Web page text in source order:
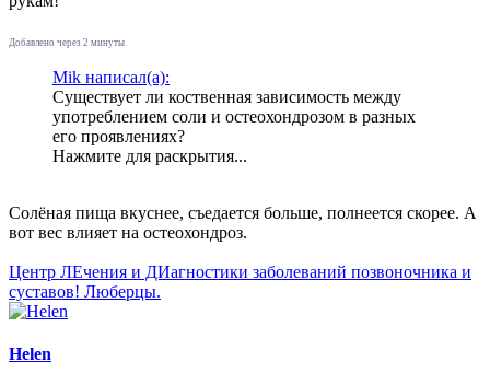
Добавлено через 2 минуты
Mik написал(а):
Существует ли коственная зависимость между
употреблением соли и остеохондрозом в разных
его проявлениях?
Нажмите для раскрытия...
Солёная пища вкуснее, съедается больше, полнеется скорее. А
вот вес влияет на остеохондроз.
Центр ЛЕчения и ДИагностики заболеваний позвоночника и
суставов! Люберцы.
Helen